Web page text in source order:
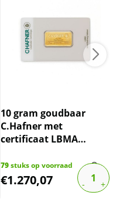
10 gram goudbaar
C.Hafner met
certificaat LBMA
79stuks op voorraad
€1.270,07